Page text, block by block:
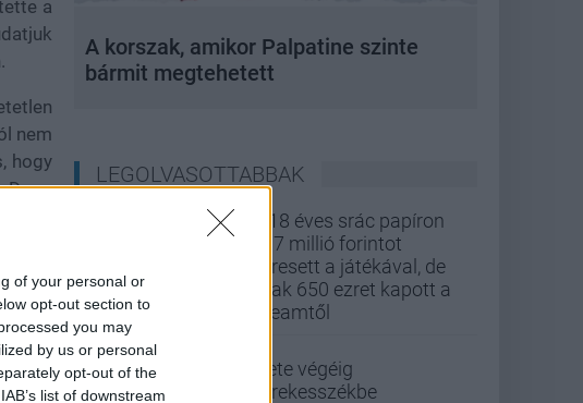
of your personal or
opt-out section to
you may
by us or personal
opt-out of the
list of downstream
a
nem
hogy
Dogs
A korszak, amikor Palpatine szinte
bármit megtehetett
LEGOLVASOTTABBAK
A 18 éves srác papíron
437 millió forintot
keresett a játékával, de
csak 650 ezret kapott a
Steamtől
Élete végéig
kerekesszékbe